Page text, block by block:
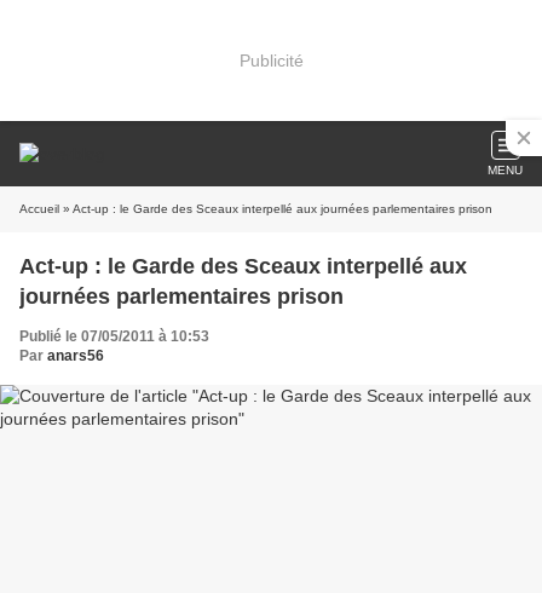
Publicité
MENU
Accueil » Act-up : le Garde des Sceaux interpellé aux journées parlementaires prison
Act-up : le Garde des Sceaux interpellé aux
journées parlementaires prison
Publié le 07/05/2011 à 10:53
Par anars56